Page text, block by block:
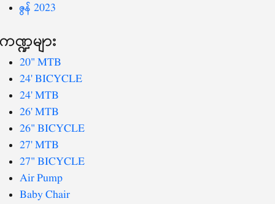
ဇွန် 2023
ကဏ္ဍများ
20" MTB
24' BICYCLE
24' MTB
26' MTB
26" BICYCLE
27' MTB
27" BICYCLE
Air Pump
Baby Chair